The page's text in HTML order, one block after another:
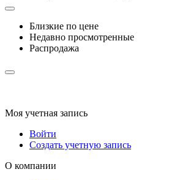
Близкие по цене
Недавно просмотренные
Распродажа
Моя учетная запись
Войти
Создать учетную запись
О компании